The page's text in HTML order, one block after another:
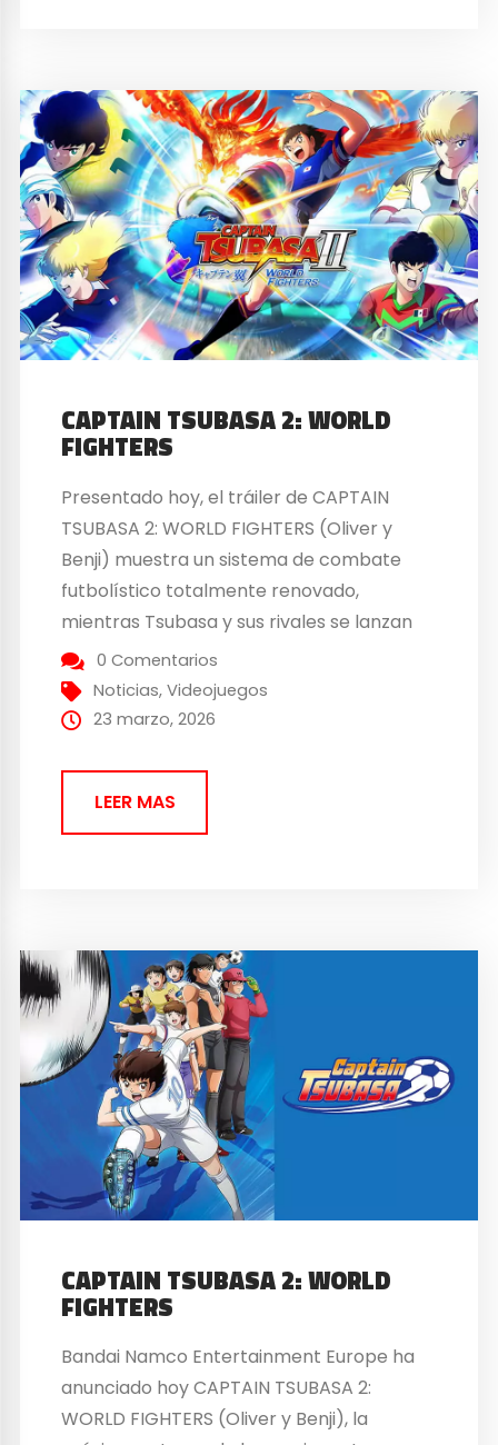
CAPTAIN TSUBASA 2: WORLD
FIGHTERS
Presentado hoy, el tráiler de CAPTAIN
TSUBASA 2: WORLD FIGHTERS (Oliver y
Benji) muestra un sistema de combate
futbolístico totalmente renovado,
mientras Tsubasa y sus rivales se lanzan
hacia su próximo desafío, que sacudirá al
mundo. Este nuevo vídeo destaca la
intensidad de cada enfrentamiento en el
profundidad estratégica...
0 Comentarios
Noticias,Videojuegos
23 marzo, 2026
LEER MAS
CAPTAIN TSUBASA 2: WORLD
FIGHTERS
Bandai Namco Entertainment Europe ha
anunciado hoy CAPTAIN TSUBASA 2:
WORLD FIGHTERS (Oliver y Benji), la